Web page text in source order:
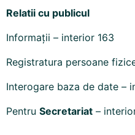
Relatii cu publicul
Informații – interior 163
Registratura persoane
Interogare baza de date –
Pentru Secretariat –